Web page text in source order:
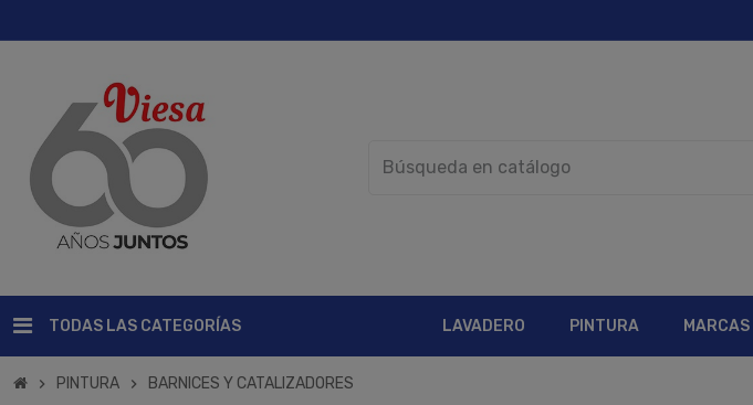
TODAS LAS CATEGORÍAS LAVADERO PINTURA MARCAS
chevron_right PINTURA chevron_right BARNICES Y CATALIZADORES